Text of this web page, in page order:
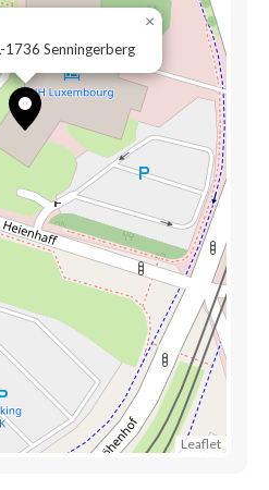
1736 Senningerberg
×
Leaflet